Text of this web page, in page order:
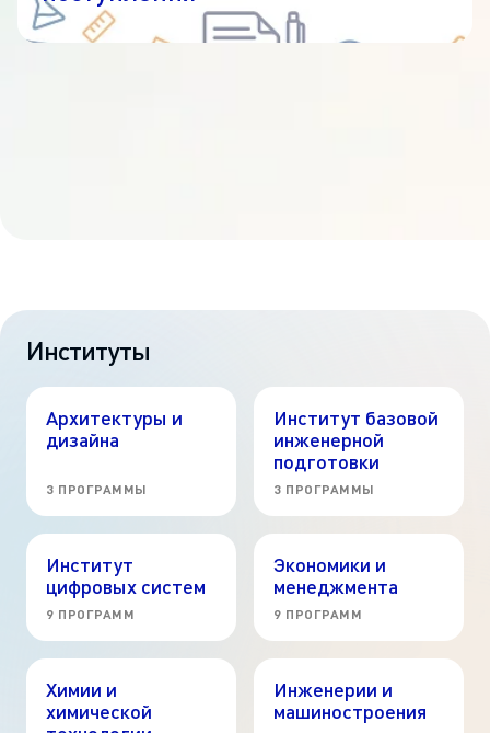
Институты
Архитектуры и
дизайна
3 ПРОГРАММЫ
Институт базовой
инженерной
подготовки
3 ПРОГРАММЫ
Институт
цифровых систем
9 ПРОГРАММ
Экономики и
менеджмента
9 ПРОГРАММ
Химии и
химической
Инженерии и
машиностроения